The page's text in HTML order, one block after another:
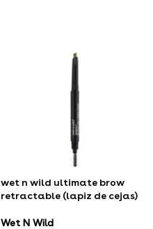
wet n wild ultimate brow
retractable (lapiz de cejas)
Wet N Wild